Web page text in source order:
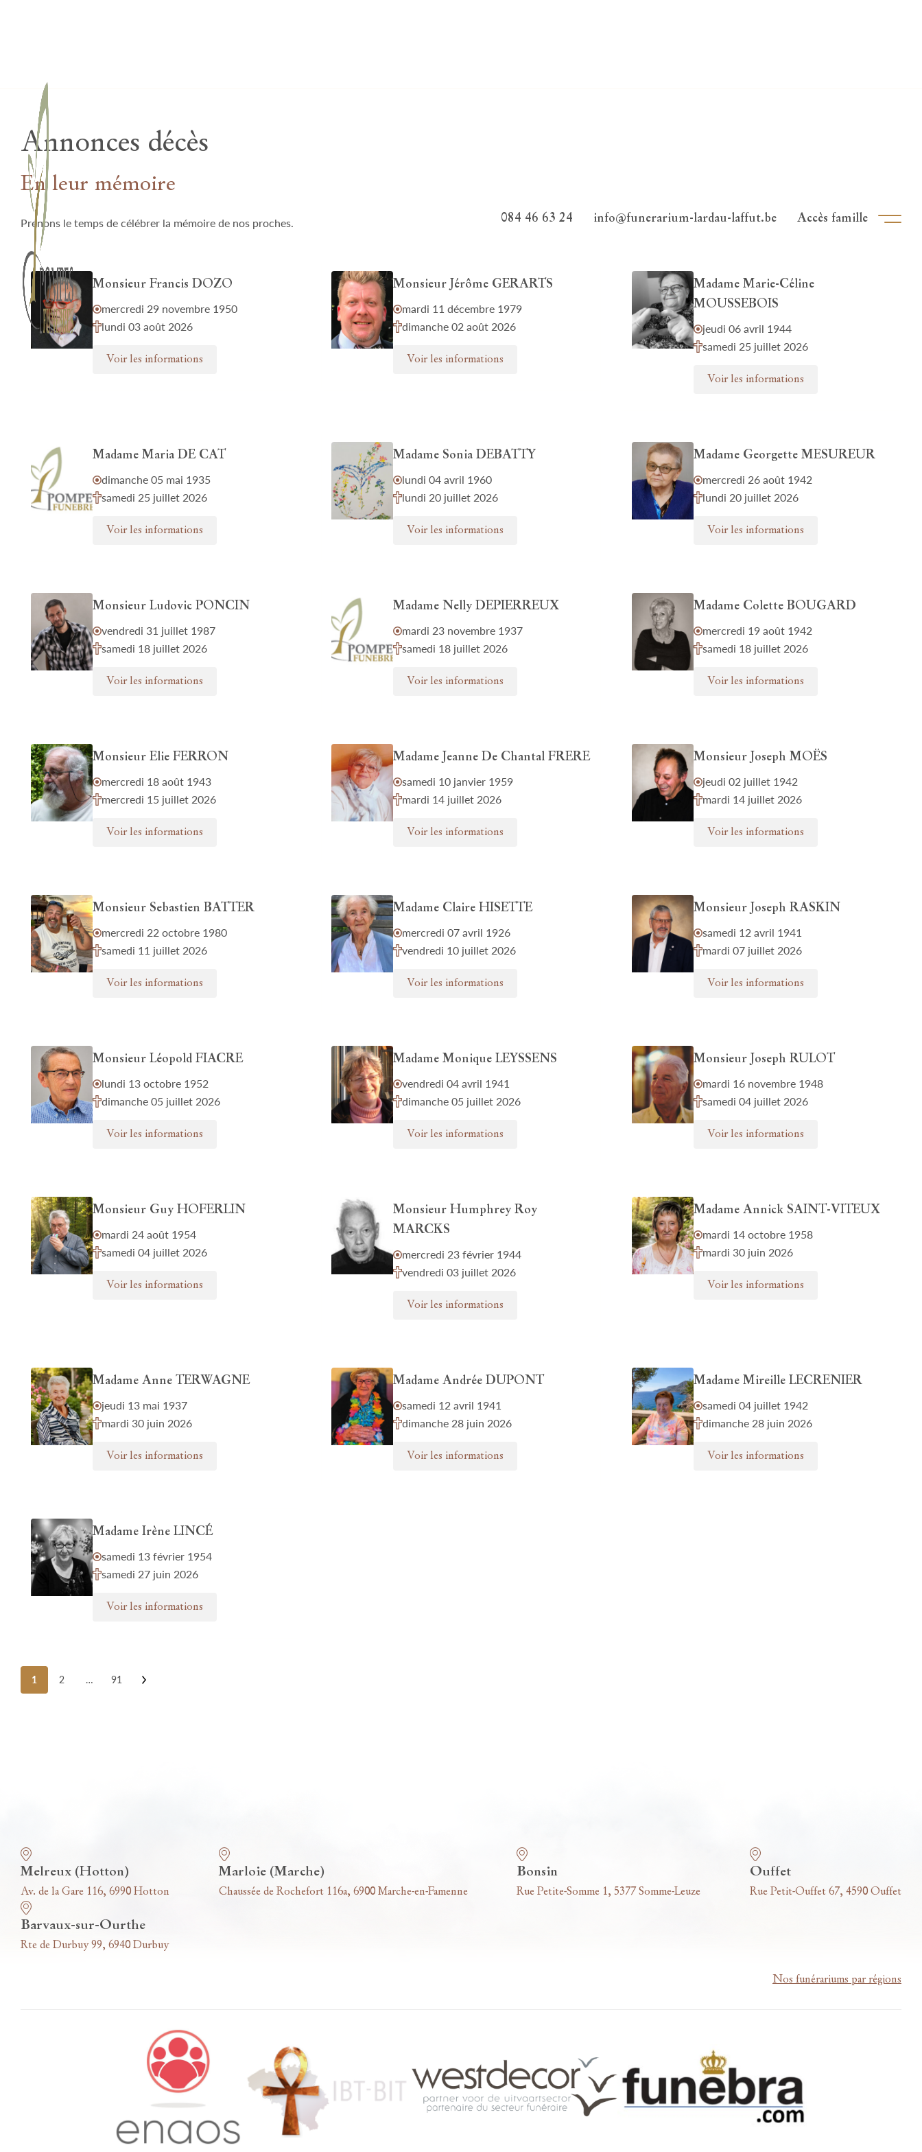
084 46 63 24 info@funerarium-lardau-laffut.be Accès famille
Annonces décès
En leur mémoire
Prenons le temps de célébrer la mémoire de nos proches.
Monsieur Francis DOZO
mercredi 29 novembre 1950
lundi 03 août 2026
Voir les informations
Monsieur Jérôme GERARTS
mardi 11 décembre 1979
dimanche 02 août 2026
Voir les informations
Madame Marie-Céline
MOUSSEBOIS
jeudi 06 avril 1944
samedi 25 juillet 2026
Voir les informations
Madame Maria DE CAT
dimanche 05 mai 1935
samedi 25 juillet 2026
Voir les informations
Madame Sonia DEBATTY
lundi 04 avril 1960
lundi 20 juillet 2026
Voir les informations
Madame Georgette MESUREUR
mercredi 26 août 1942
lundi 20 juillet 2026
Voir les informations
Monsieur Ludovic PONCIN
vendredi 31 juillet 1987
samedi 18 juillet 2026
Voir les informations
Madame Nelly DEPIERREUX
mardi 23 novembre 1937
samedi 18 juillet 2026
Voir les informations
Madame Colette BOUGARD
mercredi 19 août 1942
samedi 18 juillet 2026
Voir les informations
Monsieur Elie FERRON
mercredi 18 août 1943
mercredi 15 juillet 2026
Voir les informations
Madame Jeanne De Chantal FRERE
samedi 10 janvier 1959
mardi 14 juillet 2026
Voir les informations
Monsieur Joseph MOËS
jeudi 02 juillet 1942
mardi 14 juillet 2026
Voir les informations
Monsieur Sebastien BATTER
mercredi 22 octobre 1980
samedi 11 juillet 2026
Voir les informations
Madame Claire HISETTE
mercredi 07 avril 1926
vendredi 10 juillet 2026
Voir les informations
Monsieur Joseph RASKIN
samedi 12 avril 1941
mardi 07 juillet 2026
Voir les informations
Monsieur Léopold FIACRE
lundi 13 octobre 1952
dimanche 05 juillet 2026
Voir les informations
Madame Monique LEYSSENS
vendredi 04 avril 1941
dimanche 05 juillet 2026
Voir les informations
Monsieur Joseph RULOT
mardi 16 novembre 1948
samedi 04 juillet 2026
Voir les informations
Monsieur Guy HOFERLIN
mardi 24 août 1954
samedi 04 juillet 2026
Voir les informations
Monsieur Humphrey Roy
MARCKS
mercredi 23 février 1944
vendredi 03 juillet 2026
Voir les informations
Madame Annick SAINT-VITEUX
mardi 14 octobre 1958
mardi 30 juin 2026
Voir les informations
Madame Anne TERWAGNE
jeudi 13 mai 1937
mardi 30 juin 2026
Voir les informations
Madame Andrée DUPONT
samedi 12 avril 1941
dimanche 28 juin 2026
Voir les informations
Madame Mireille LECRENIER
samedi 04 juillet 1942
dimanche 28 juin 2026
Voir les informations
Madame Irène LINCÉ
samedi 13 février 1954
samedi 27 juin 2026
Voir les informations
Posts
pagination
1 2 … 91
Melreux (Hotton)
Av. de la Gare 116, 6990 Hotton
Marloie (Marche)
Chaussée de Rochefort 116a, 6900 Marche-en-Famenne
Bonsin
Rue Petite-Somme 1, 5377 Somme-Leuze
Ouffet
Rue Petit-Ouffet 67, 4590 Ouffet
Barvaux-sur-Ourthe
Rte de Durbuy 99, 6940 Durbuy
Nos funérariums par régions